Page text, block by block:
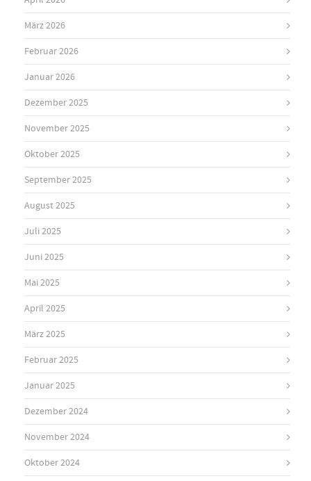
März 2026
Februar 2026
Januar 2026
Dezember 2025
November 2025
Oktober 2025
September 2025
August 2025
Juli 2025
Juni 2025
Mai 2025
April 2025
März 2025
Februar 2025
Januar 2025
Dezember 2024
November 2024
Oktober 2024